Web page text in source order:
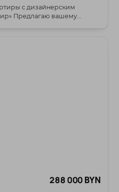
с дизайнерским
288 000 BYN